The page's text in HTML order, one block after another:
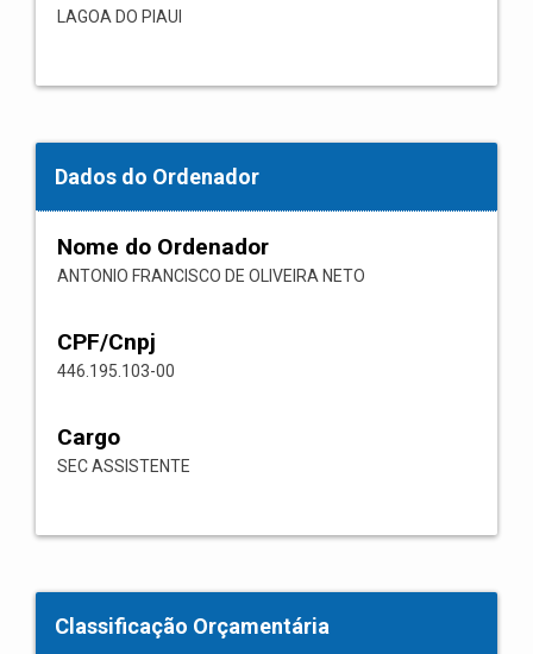
LAGOA DO PIAUI
Dados do Ordenador
Nome do Ordenador
ANTONIO FRANCISCO DE OLIVEIRA NETO
CPF/Cnpj
446.195.103-00
Cargo
SEC ASSISTENTE
Classificação Orçamentária